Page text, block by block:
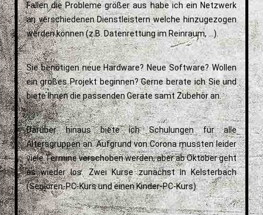
Fallen die Probleme größer aus habe ich ein Netzwerk
an verschiedenen Dienstleistern welche hinzugezogen
werden können (z.B. Datenrettung im Reinraum, ...).
Sie benötigen neue Hardware? Neue Software? Wollen
ein großes Projekt beginnen? Gerne berate ich Sie und
biete Ihnen die passenden Geräte samt Zubehör an.
Darüber hinaus biete ich Schulungen für alle
Altersgruppen an. Aufgrund von Corona mussten leider
viele Termine verschoben werden, aber ab Oktober geht
es wieder los. Zwei Kurse zunächst in Kelsterbach
(Senioren-PC-Kurs und einen Kinder-PC-Kurs).